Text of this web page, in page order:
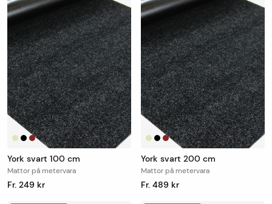
+1 |
York svart 100 cm
Mattor på metervara
Fr. 249 kr
+1 |
York svart 200 cm
Mattor på metervara
Fr. 489 kr